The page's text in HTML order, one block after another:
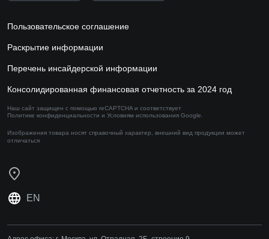
Пользовательское соглашение
Раскрытие информации
Перечень инсайдерской информации
Консолидированная финансовая отчетность за 2024 год
Наш сайт защищен с помощью reCAPTCHA и соответствует
Политике конфиденциальности и Условиям использования Google.
Изображения товара носят справочный характер, внешний вид продукции может
отличаться
EN